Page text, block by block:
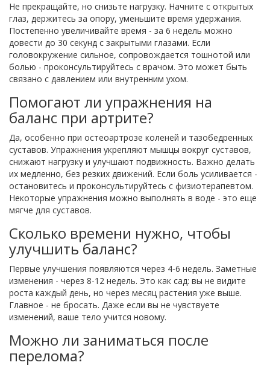
Не прекращайте, но снизьте нагрузку. Начните с открытых
глаз, держитесь за опору, уменьшите время удержания.
Постепенно увеличивайте время - за 6 недель можно
довести до 30 секунд с закрытыми глазами. Если
головокружение сильное, сопровождается тошнотой или
болью - проконсультируйтесь с врачом. Это может быть
связано с давлением или внутренним ухом.
Помогают ли упражнения на
баланс при артрите?
Да, особенно при остеоартрозе коленей и тазобедренных
суставов. Упражнения укрепляют мышцы вокруг суставов,
снижают нагрузку и улучшают подвижность. Важно делать
их медленно, без резких движений. Если боль усиливается -
остановитесь и проконсультируйтесь с физиотерапевтом.
Некоторые упражнения можно выполнять в воде - это еще
мягче для суставов.
Сколько времени нужно, чтобы
улучшить баланс?
Первые улучшения появляются через 4-6 недель. Заметные
изменения - через 8-12 недель. Это как сад: вы не видите
роста каждый день, но через месяц растения уже выше.
Главное - не бросать. Даже если вы не чувствуете
изменений, ваше тело учится новому.
Можно ли заниматься после
перелома?